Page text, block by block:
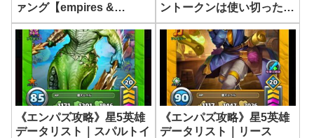
ァング【empires &
puzzles】
ントークンは使い切った状
態がベスト！【empires &
puzzles】
《エンパズ攻略》星5英雄
データリスト｜スパルトイ
《エンパズ攻略》星5英雄
データリスト｜リース